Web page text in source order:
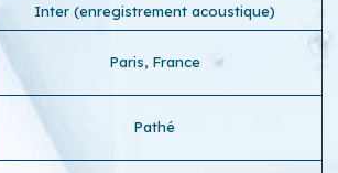
Inter (enregistrement acoustique)
Paris, France
Pathé